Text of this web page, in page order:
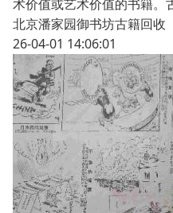
术价值或艺术价值的书籍。
北京潘家园御书坊古籍回收
26-04-01 14:06:01